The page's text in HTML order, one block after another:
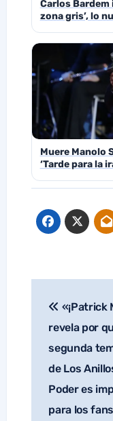
Carlos Bardem
zona gris’, lo
Muere Manolo
‘Tarde para la
Navegación
«¡Patrick
revela por
segunda
de Los
Poder es
para los